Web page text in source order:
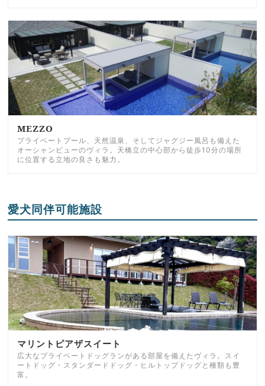
MEZZO
プライベートプール、天然温泉、そしてジャグジー風呂も備えた
オーシャンビューのヴィラ。天橋立の中心部から徒歩10分の場所
に位置する立地の良さも魅力。
愛犬同伴可能施設
マリントピアザスイート
広大なプライベートドッグランがある部屋を備えたヴィラ。スイ
ートドッグ・スタンダードドッグ・ヒルトップドッグと種類も豊
富。